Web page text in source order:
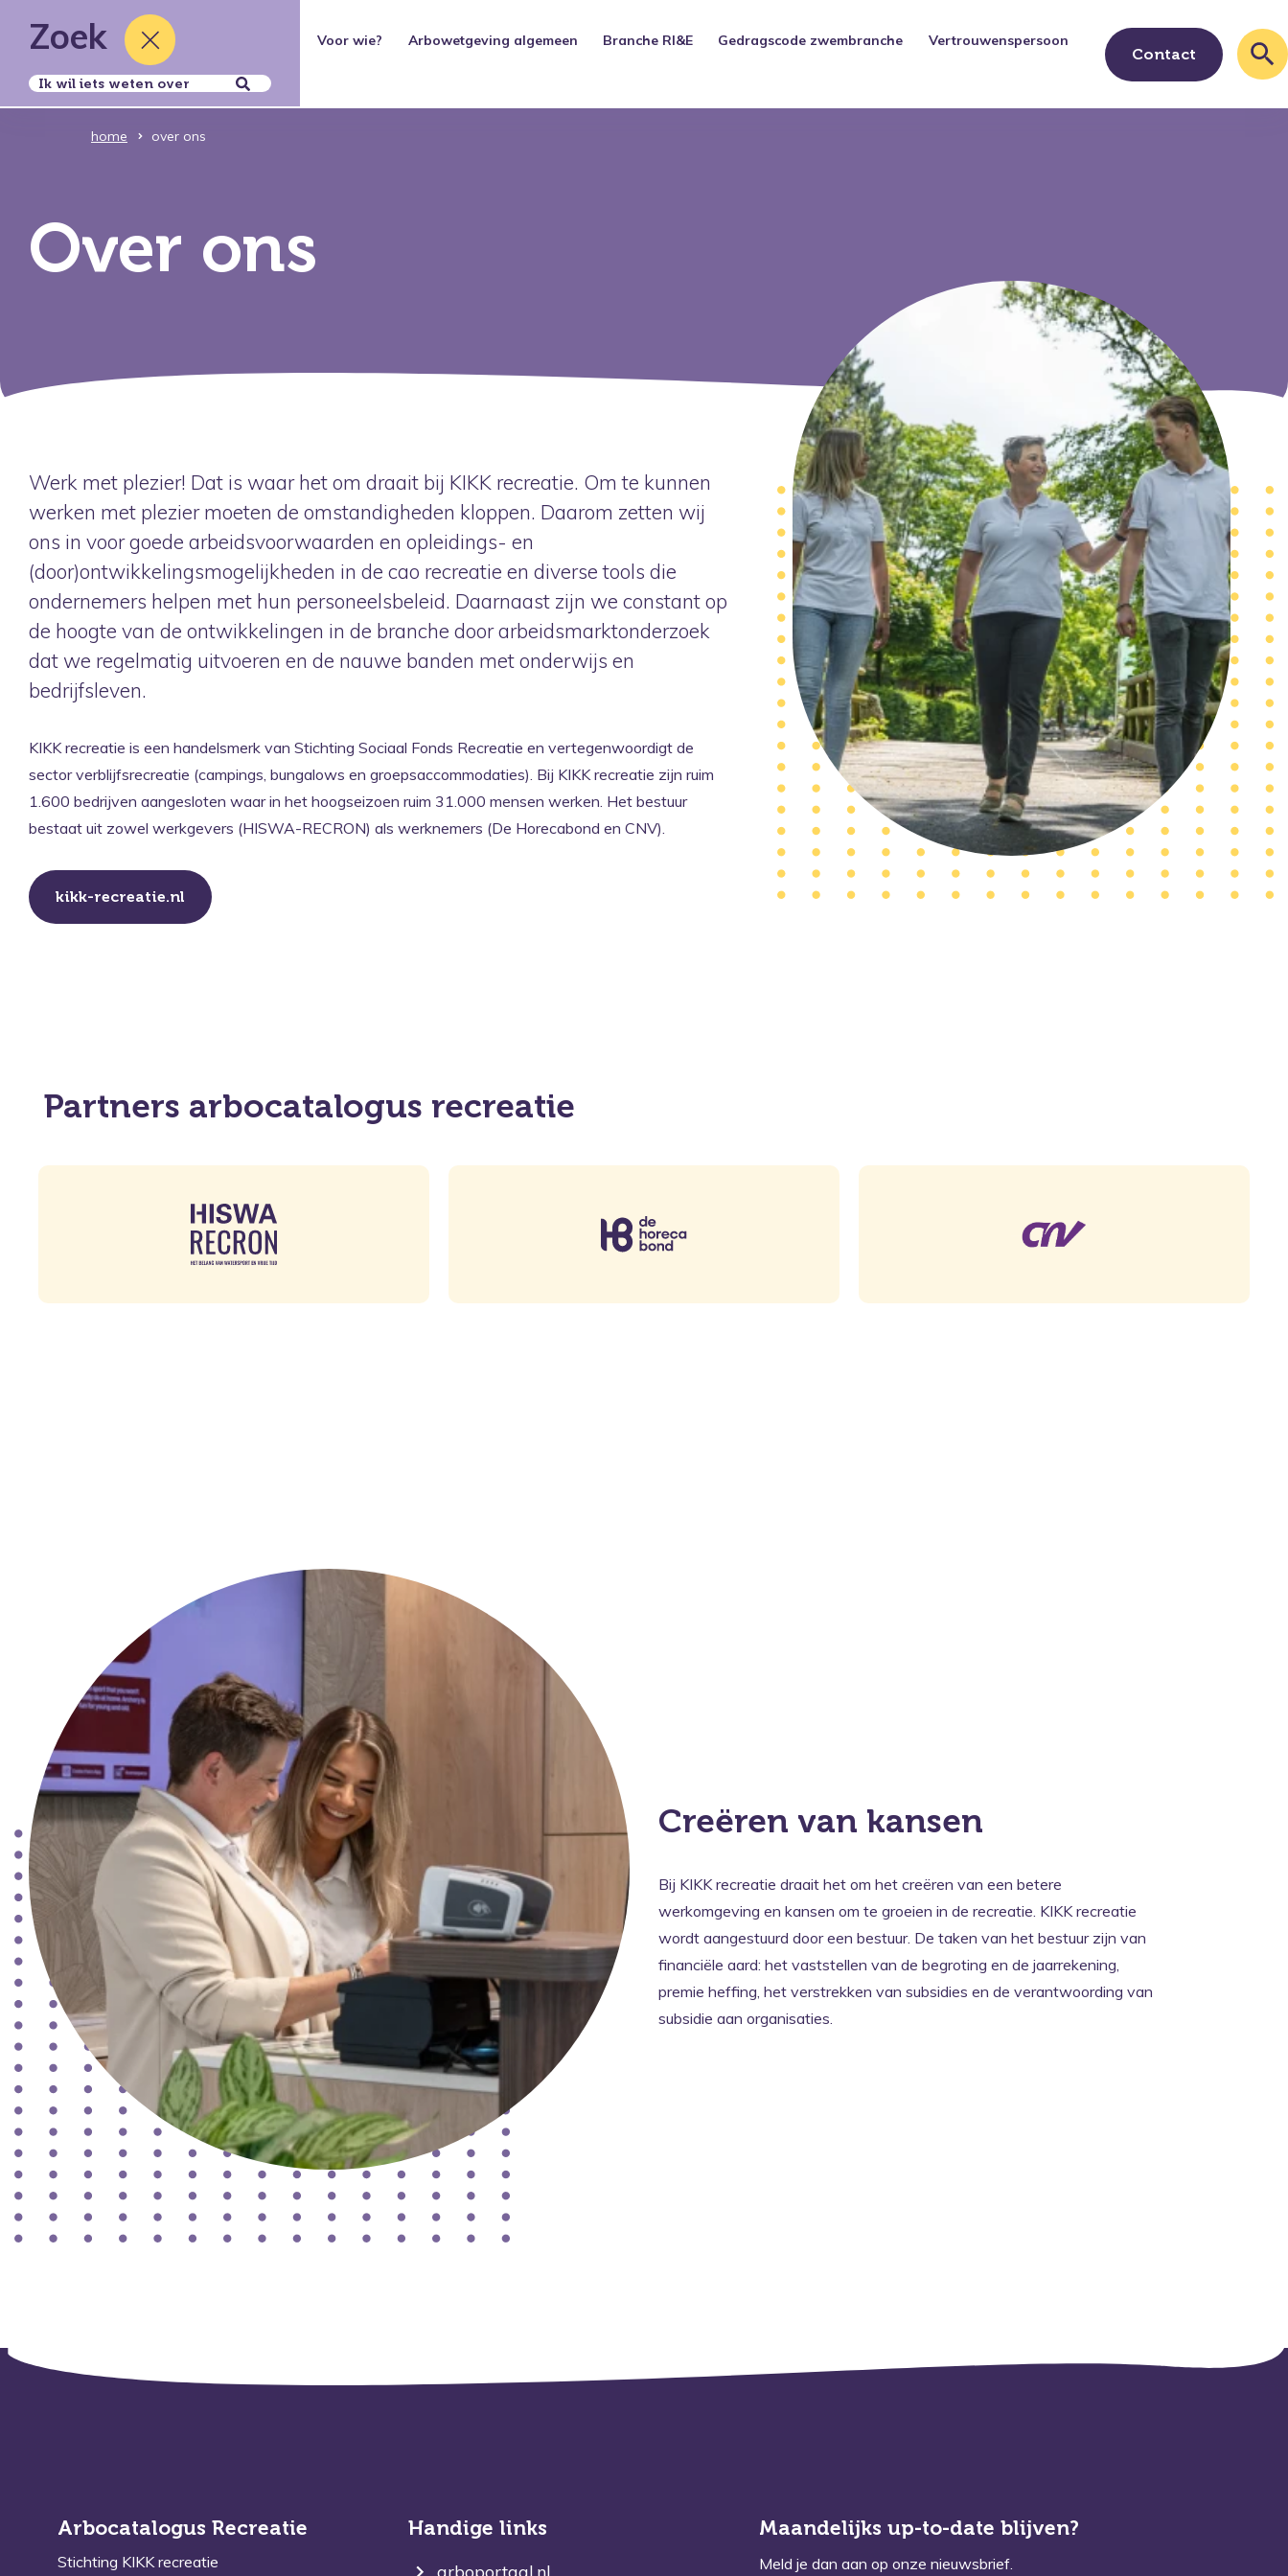
Voor wie? Arbowetgeving algemeen Branche RI&E Gedragscode zwembranche Vertrouwenspersoon
Over ons
Contact
Zoek
home over ons
Over ons
Werk met plezier! Dat is waar het om draait bij KIKK recreatie. Om te kunnen
werken met plezier moeten de omstandigheden kloppen. Daarom zetten wij
ons in voor goede arbeidsvoorwaarden en opleidings- en
(door)ontwikkelingsmogelijkheden in de cao recreatie en diverse tools die
ondernemers helpen met hun personeelsbeleid. Daarnaast zijn we constant op
de hoogte van de ontwikkelingen in de branche door arbeidsmarktonderzoek
dat we regelmatig uitvoeren en de nauwe banden met onderwijs en
bedrijfsleven.
KIKK recreatie is een handelsmerk van Stichting Sociaal Fonds Recreatie en vertegenwoordigt de
sector verblijfsrecreatie (campings, bungalows en groepsaccommodaties). Bij KIKK recreatie zijn ruim
1.600 bedrijven aangesloten waar in het hoogseizoen ruim 31.000 mensen werken. Het bestuur
bestaat uit zowel werkgevers (HISWA-RECRON) als werknemers (De Horecabond en CNV).
kikk-recreatie.nl
Partners arbocatalogus recreatie
Creëren van kansen
Bij KIKK recreatie draait het om het creëren van een betere
werkomgeving en kansen om te groeien in de recreatie. KIKK recreatie
wordt aangestuurd door een bestuur. De taken van het bestuur zijn van
financiële aard: het vaststellen van de begroting en de jaarrekening,
premie heffing, het verstrekken van subsidies en de verantwoording van
subsidie aan organisaties.
Arbocatalogus Recreatie
Stichting KIKK recreatie
Handige links
arboportaal.nl
Maandelijks up-to-date blijven?
Meld je dan aan op onze nieuwsbrief.